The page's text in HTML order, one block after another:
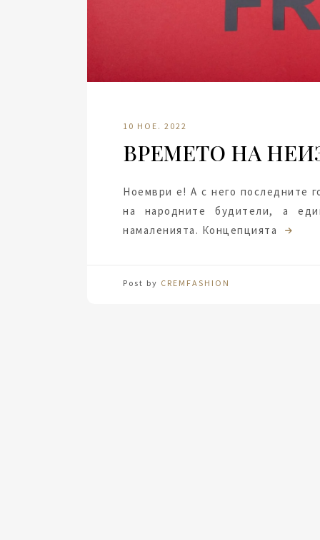
10 НОЕ. 2022
ВРЕМЕТО НА
Ноември е! А с него последните
на народните будители, а
намаленията. Концепцията
Post by CREMFASHION